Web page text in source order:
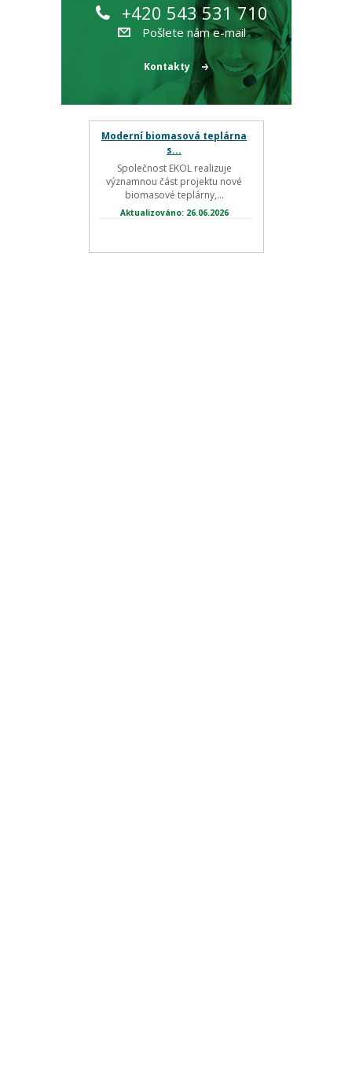
+420 543 531 710
Pošlete nám e-mail
Kontakty
Moderní biomasová teplárna
s...
Společnost EKOL realizuje
významnou část projektu nové
biomasové teplárny,...
Aktualizováno: 26.06.2026